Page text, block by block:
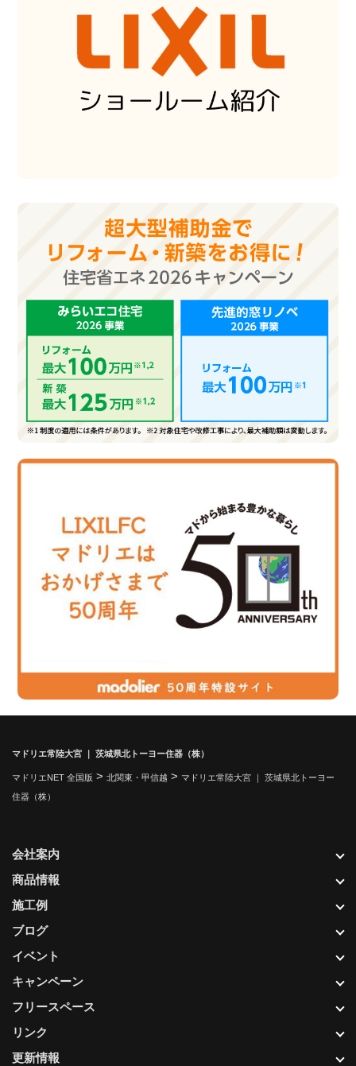
マドリエ常陸大宮 ｜ 茨城県北トーヨー住器（株）
マドリエNET 全国版 > 北関東・甲信越 > マドリエ常陸大宮 ｜ 茨城県北トーヨー
住器（株）
更新情報
会社案内
商品情報
施工例
ブログ
イベント
キャンペーン
フリースペース
リンク